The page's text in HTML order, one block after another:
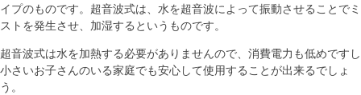
イプのものです。超音波式は、水を超音波によって振動させることでミ
ストを発生させ、加湿するというものです。
超音波式は水を加熱する必要がありませんので、消費電力も低めですし
小さいお子さんのいる家庭でも安心して使用することが出来るでしょ
う。